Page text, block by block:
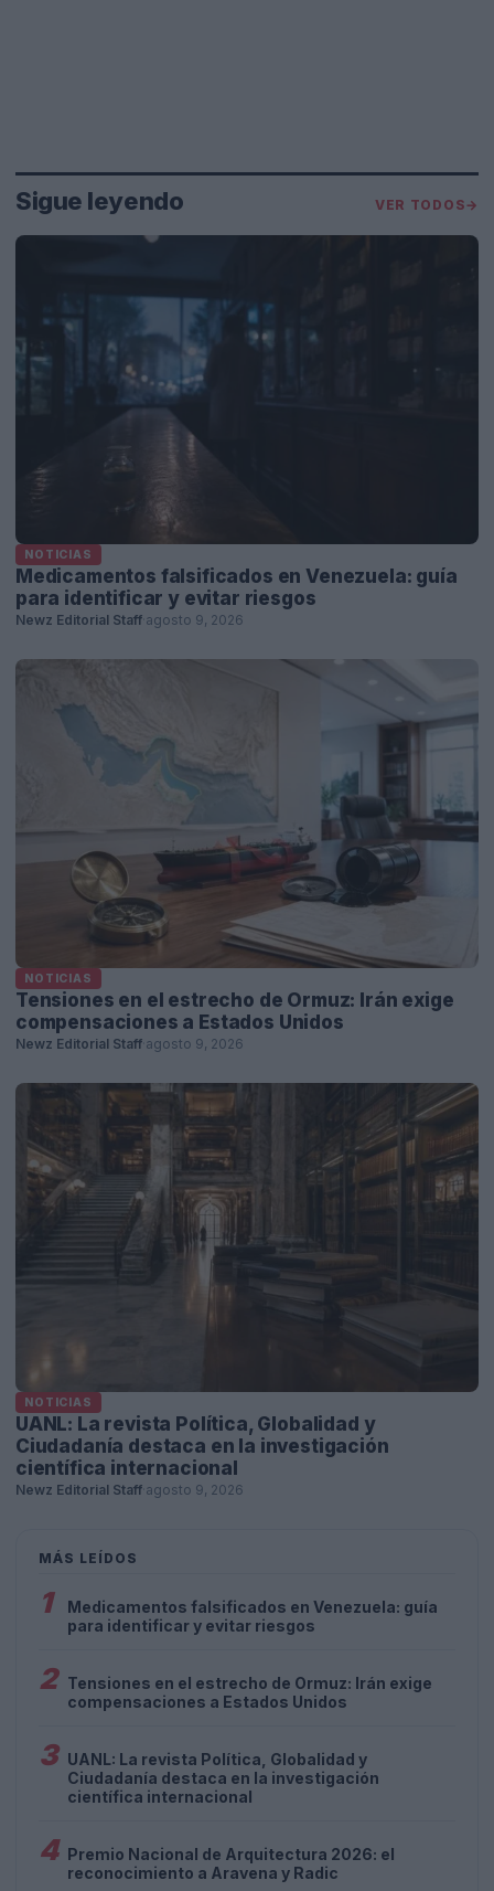
Sigue leyendo VER TODOS→
NOTICIAS
Medicamentos falsificados en Venezuela: guía
para identificar y evitar riesgos
Newz Editorial Staff agosto 9, 2026
NOTICIAS
Tensiones en el estrecho de Ormuz: Irán exige
compensaciones a Estados Unidos
Newz Editorial Staff agosto 9, 2026
NOTICIAS
UANL: La revista Política, Globalidad y
Ciudadanía destaca en la investigación
científica internacional
Newz Editorial Staff agosto 9, 2026
MÁS LEÍDOS
1
Medicamentos falsificados en Venezuela: guía
para identificar y evitar riesgos
2 Tensiones en el estrecho de Ormuz: Irán exige
compensaciones a Estados Unidos
3 UANL: La revista Política, Globalidad y
Ciudadanía destaca en la investigación
científica internacional
4 Premio Nacional de Arquitectura 2026: el
reconocimiento a Aravena y Radic